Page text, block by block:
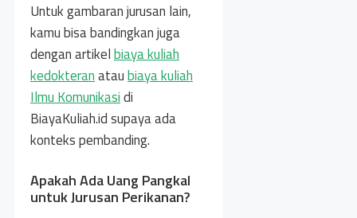
Untuk gambaran jurusan lain,
kamu bisa bandingkan juga
dengan artikelbiaya kuliah
kedokteranataubiaya kuliah
Ilmu Komunikasidi
BiayaKuliah.id supaya ada
konteks pembanding.
Apakah Ada Uang Pangkal
untuk Jurusan Perikanan?